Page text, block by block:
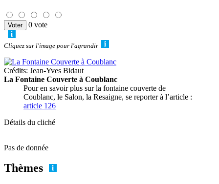
0 vote
Cliquez sur l'image pour l'agrandir
Crédits: Jean-Yves Bidaut
La Fontaine Couverte à Coublanc
Pour en savoir plus sur la fontaine couverte de
Coublanc, le Salon, la Resaigne, se reporter à l’article :
article 126
Détails du cliché
Pas de donnée
Thèmes